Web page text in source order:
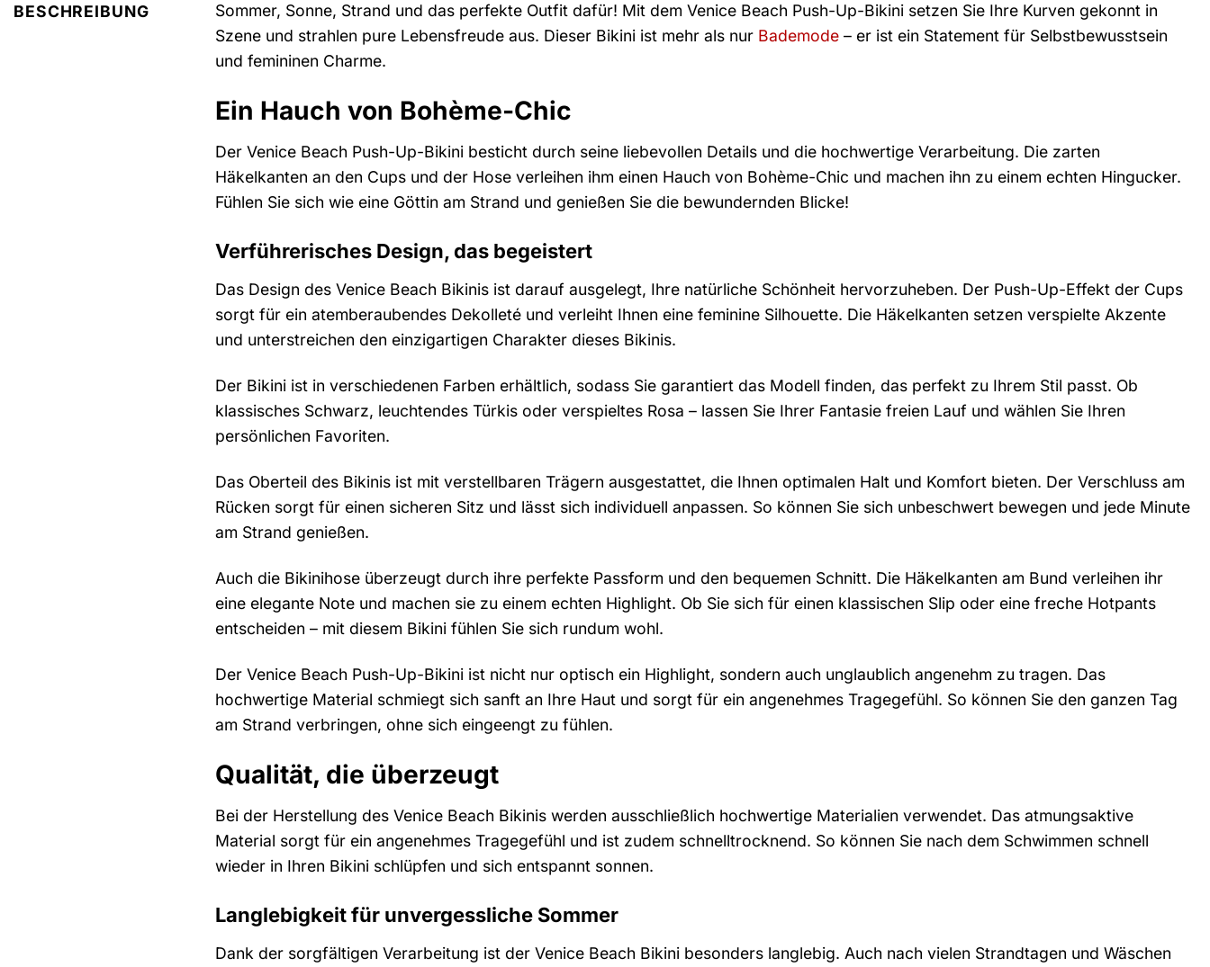
BESCHREIBUNG
Sommer, Sonne, Strand und das perfekte Outfit dafür! Mit dem Venice Beach Push-Up-Bikini setzen Sie Ihre Kurven gekonnt in
Szene und strahlen pure Lebensfreude aus. Dieser Bikini ist mehr als nur Bademode – er ist ein Statement für Selbstbewusstsein
und femininen Charme.
Ein Hauch von Bohème-Chic
Der Venice Beach Push-Up-Bikini besticht durch seine liebevollen Details und die hochwertige Verarbeitung. Die zarten
Häkelkanten an den Cups und der Hose verleihen ihm einen Hauch von Bohème-Chic und machen ihn zu einem echten Hingucker.
Fühlen Sie sich wie eine Göttin am Strand und genießen Sie die bewundernden Blicke!
Verführerisches Design, das begeistert
Das Design des Venice Beach Bikinis ist darauf ausgelegt, Ihre natürliche Schönheit hervorzuheben. Der Push-Up-Effekt der Cups
sorgt für ein atemberaubendes Dekolleté und verleiht Ihnen eine feminine Silhouette. Die Häkelkanten setzen verspielte Akzente
und unterstreichen den einzigartigen Charakter dieses Bikinis.
Der Bikini ist in verschiedenen Farben erhältlich, sodass Sie garantiert das Modell finden, das perfekt zu Ihrem Stil passt. Ob
klassisches Schwarz, leuchtendes Türkis oder verspieltes Rosa – lassen Sie Ihrer Fantasie freien Lauf und wählen Sie Ihren
persönlichen Favoriten.
Das Oberteil des Bikinis ist mit verstellbaren Trägern ausgestattet, die Ihnen optimalen Halt und Komfort bieten. Der Verschluss am
Rücken sorgt für einen sicheren Sitz und lässt sich individuell anpassen. So können Sie sich unbeschwert bewegen und jede Minute
am Strand genießen.
Auch die Bikinihose überzeugt durch ihre perfekte Passform und den bequemen Schnitt. Die Häkelkanten am Bund verleihen ihr
eine elegante Note und machen sie zu einem echten Highlight. Ob Sie sich für einen klassischen Slip oder eine freche Hotpants
entscheiden – mit diesem Bikini fühlen Sie sich rundum wohl.
Der Venice Beach Push-Up-Bikini ist nicht nur optisch ein Highlight, sondern auch unglaublich angenehm zu tragen. Das
hochwertige Material schmiegt sich sanft an Ihre Haut und sorgt für ein angenehmes Tragegefühl. So können Sie den ganzen Tag
am Strand verbringen, ohne sich eingeengt zu fühlen.
Qualität, die überzeugt
Bei der Herstellung des Venice Beach Bikinis werden ausschließlich hochwertige Materialien verwendet. Das atmungsaktive
Material sorgt für ein angenehmes Tragegefühl und ist zudem schnelltrocknend. So können Sie nach dem Schwimmen schnell
wieder in Ihren Bikini schlüpfen und sich entspannt sonnen.
Langlebigkeit für unvergessliche Sommer
Dank der sorgfältigen Verarbeitung ist der Venice Beach Bikini besonders langlebig. Auch nach vielen Strandtagen und Wäschen